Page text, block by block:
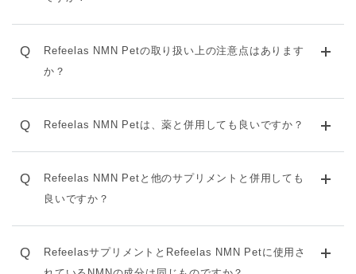
Q
Refeelas NMN Petの取り扱い上の注意点はあります
か？
Q Refeelas NMN Petは、薬と併用しても良いですか？
Q
Refeelas NMN Petと他のサプリメントと併用しても
良いですか？
Q
RefeelasサプリメントとRefeelas NMN Petに使用さ